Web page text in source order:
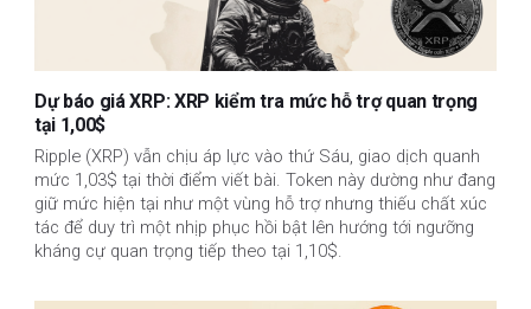
Dự báo giá XRP: XRP kiểm tra mức hỗ trợ quan trọng
tại 1,00$
Ripple (XRP) vẫn chịu áp lực vào thứ Sáu, giao dịch quanh
mức 1,03$ tại thời điểm viết bài. Token này dường như đang
giữ mức hiện tại như một vùng hỗ trợ nhưng thiếu chất xúc
tác để duy trì một nhịp phục hồi bật lên hướng tới ngưỡng
kháng cự quan trọng tiếp theo tại 1,10$.